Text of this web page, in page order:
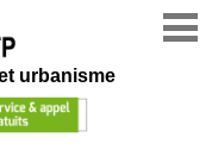
urbanisme